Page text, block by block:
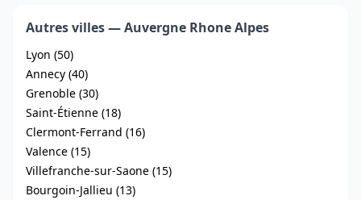
Autres villes — Auvergne Rhone Alpes
Lyon (50)
Annecy (40)
Grenoble (30)
Saint-Étienne (18)
Clermont-Ferrand (16)
Valence (15)
Villefranche-sur-Saone (15)
Bourgoin-Jallieu (13)